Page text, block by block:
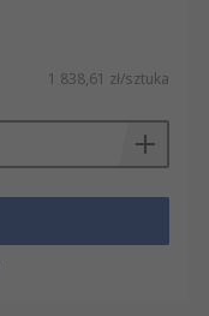
1 838,61 zł/sztuka